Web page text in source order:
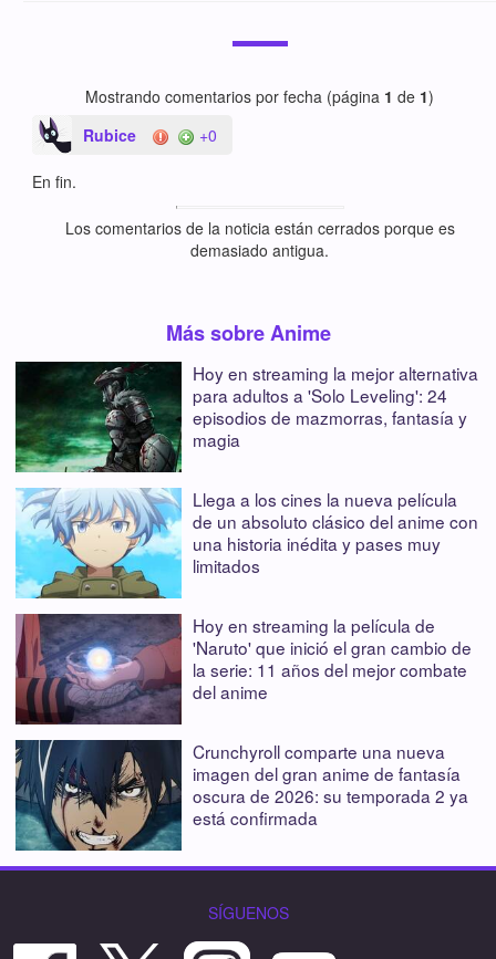
Mostrando comentarios por fecha (página 1 de 1)
Rubice
+0
En fin.
Los comentarios de la noticia están cerrados porque es
demasiado antigua.
Más sobre Anime
Hoy en streaming la mejor alternativa
para adultos a 'Solo Leveling': 24
episodios de mazmorras, fantasía y
magia
Llega a los cines la nueva película
de un absoluto clásico del anime con
una historia inédita y pases muy
limitados
Hoy en streaming la película de
'Naruto' que inició el gran cambio de
la serie: 11 años del mejor combate
del anime
Crunchyroll comparte una nueva
imagen del gran anime de fantasía
oscura de 2026: su temporada 2 ya
está confirmada
SÍGUENOS